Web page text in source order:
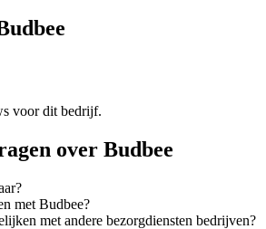
voor dit bedrijf.
over Budbee
met Budbee?
met andere bezorgdiensten bedrijven?